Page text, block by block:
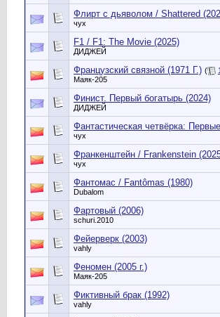
Флирт с дьяволом / Shattered
чух
F1 / F1: The Movie (2025)
ДИДЖЕЙ
Французский связной (1971 Г.) ( 1
Маяк-205
Финист. Первый богатырь (2024)
ДИДЖЕЙ
Фантастическая четвёрка:
чух
Франкенштейн / Frankenstein
чух
Фантомас / Fantômas (1980)
Dubalom
Фартовый (2006)
schuri.2010
Фейерверк (2003)
vahly
Феномен (2005 г.)
Маяк-205
Фиктивный брак (1992)
vahly